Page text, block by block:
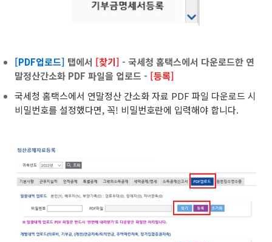
[PDF업로드] 탭에서 [찾기] - 국세청 홈택스에서 다운로드한 연
말정산간소화 PDF 파일을 업로드 - [등록]
국세청 홈택스에서 연말정산 간소화 자료 PDF 파일 다운로드 시
비밀번호를 설정했다면, 꼭! 비밀번호란에 입력해야 합니다.